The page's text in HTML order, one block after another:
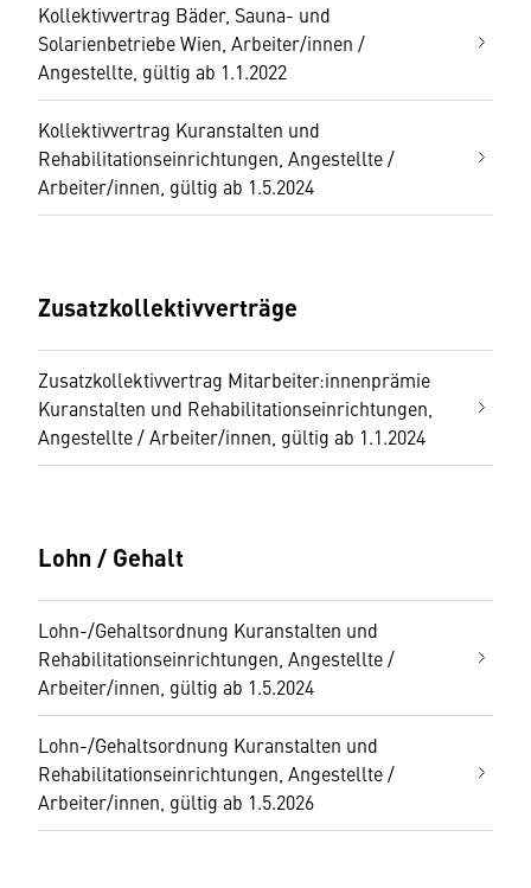
Kollektivvertrag Bäder, Sauna- und
Solarienbetriebe Wien, Arbeiter/innen /
Angestellte, gültig ab 1.1.2022
Kollektivvertrag Kuranstalten und
Rehabilitationseinrichtungen, Angestellte /
Arbeiter/innen, gültig ab 1.5.2024
Zusatzkollektivverträge
Zusatzkollektivvertrag Mitarbeiter:innenprämie
Kuranstalten und Rehabilitationseinrichtungen,
Angestellte / Arbeiter/innen, gültig ab 1.1.2024
Lohn / Gehalt
Lohn-/Gehaltsordnung Kuranstalten und
Rehabilitationseinrichtungen, Angestellte /
Arbeiter/innen, gültig ab 1.5.2024
Lohn-/Gehaltsordnung Kuranstalten und
Rehabilitationseinrichtungen, Angestellte /
Arbeiter/innen, gültig ab 1.5.2026